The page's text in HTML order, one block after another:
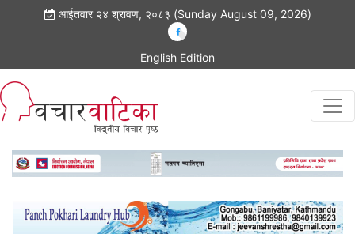
आईतवार २४ श्रावण, २०८३ (Sunday August 09, 2026)
English Edition